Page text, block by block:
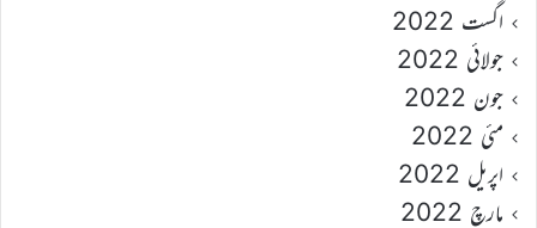
اگست 2022
جولائی 2022
جون 2022
مئی 2022
اپریل 2022
مارچ 2022